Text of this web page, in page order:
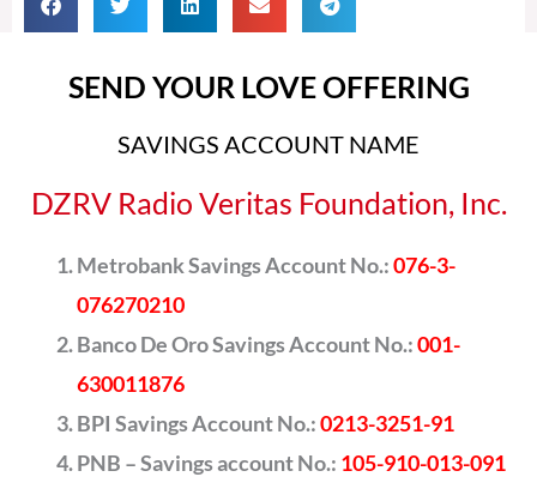
SEND YOUR LOVE OFFERING
SAVINGS ACCOUNT NAME
DZRV Radio Veritas Foundation, Inc.
Metrobank Savings Account No.:076-3-
076270210
Banco De Oro Savings Account No.:001-
630011876
BPI Savings Account No.:0213-3251-91
PNB – Savings account No.: 105-910-013-091